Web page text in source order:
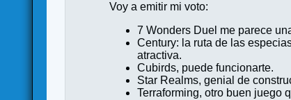
Voy a emitir mi voto:
7 Wonders Duel me parece
Century: la ruta de las
atractiva.
Cubirds, puede funcionarte.
Star Realms, genial de
Terraforming, otro buen juego